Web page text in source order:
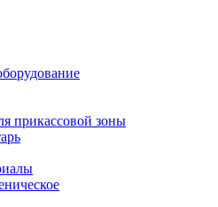
прикассовой зоны